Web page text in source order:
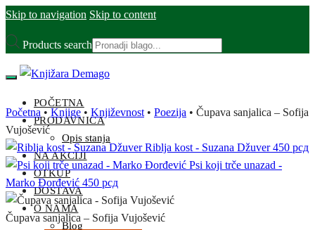
Skip to navigation Skip to content
Products search
POČETNA
PRODAVNICA
Opis stanja
NA AKCIJI
OTKUP
DOSTAVA
O NAMA
Blog
Početna • Knjige • Književnost • Poezija • Čupava sanjalica – Sofija
Vujošević
Riblja kost - Suzana Džuver 450 рсд
Psi koji trče unazad -
Marko Đorđević 450 рсд
Čupava sanjalica – Sofija Vujošević